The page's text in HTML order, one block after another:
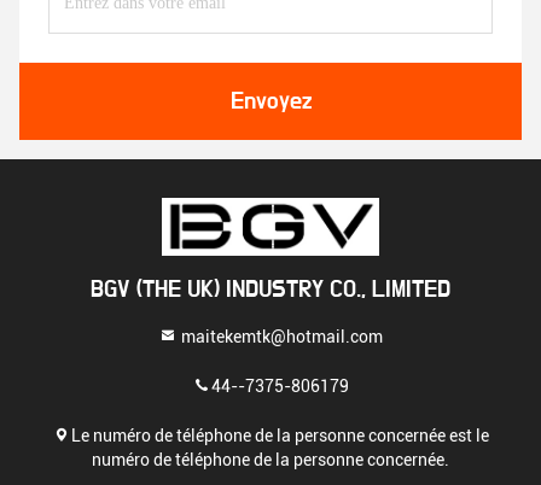
Envoyez
BGV (THE UK) INDUSTRY CO., LIMITED
maitekemtk@hotmail.com
44--7375-806179
Le numéro de téléphone de la personne concernée est le
numéro de téléphone de la personne concernée.